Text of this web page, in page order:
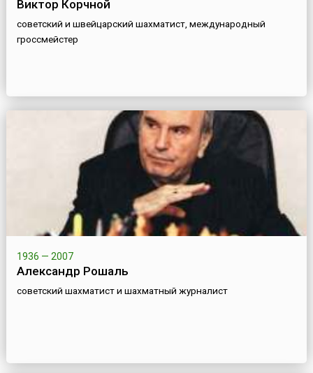
Виктор Корчной
советский и швейцарский шахматист, международный
гроссмейстер
1936 — 2007
Александр Рошаль
советский шахматист и шахматный журналист